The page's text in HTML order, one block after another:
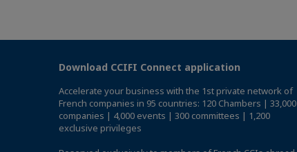
Download CCIFI Connect application
Accelerate your business with the 1st private network of
French companies in 95 countries: 120 Chambers | 33,000
companies | 4,000 events | 300 committees | 1,200
exclusive privileges